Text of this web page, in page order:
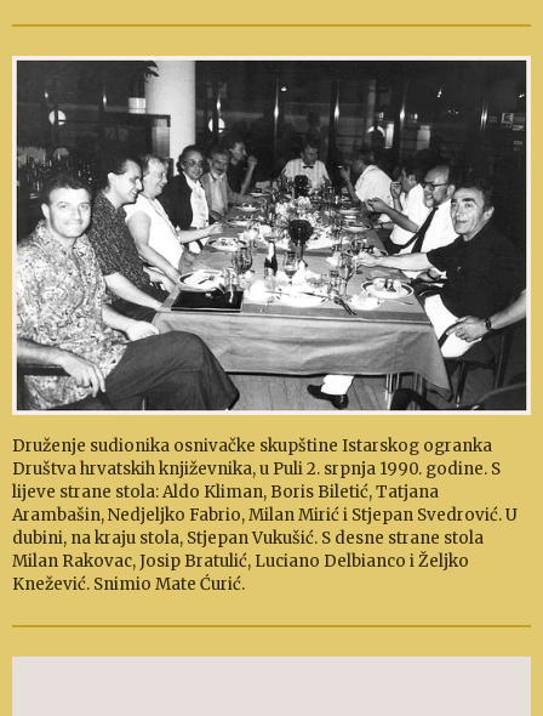
Druženje sudionika osnivačke skupštine Istarskog ogranka
Društva hrvatskih književnika, u Puli 2. srpnja 1990. godine. S
lijeve strane stola: Aldo Kliman, Boris Biletić, Tatjana
Arambašin, Nedjeljko Fabrio, Milan Mirić i Stjepan Svedrović. U
dubini, na kraju stola, Stjepan Vukušić. S desne strane stola
Milan Rakovac, Josip Bratulić, Luciano Delbianco i Željko
Knežević. Snimio Mate Ćurić.